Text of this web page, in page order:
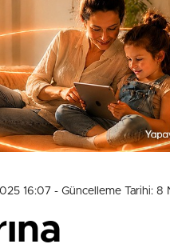
16:07 - Güncelleme Tarihi: